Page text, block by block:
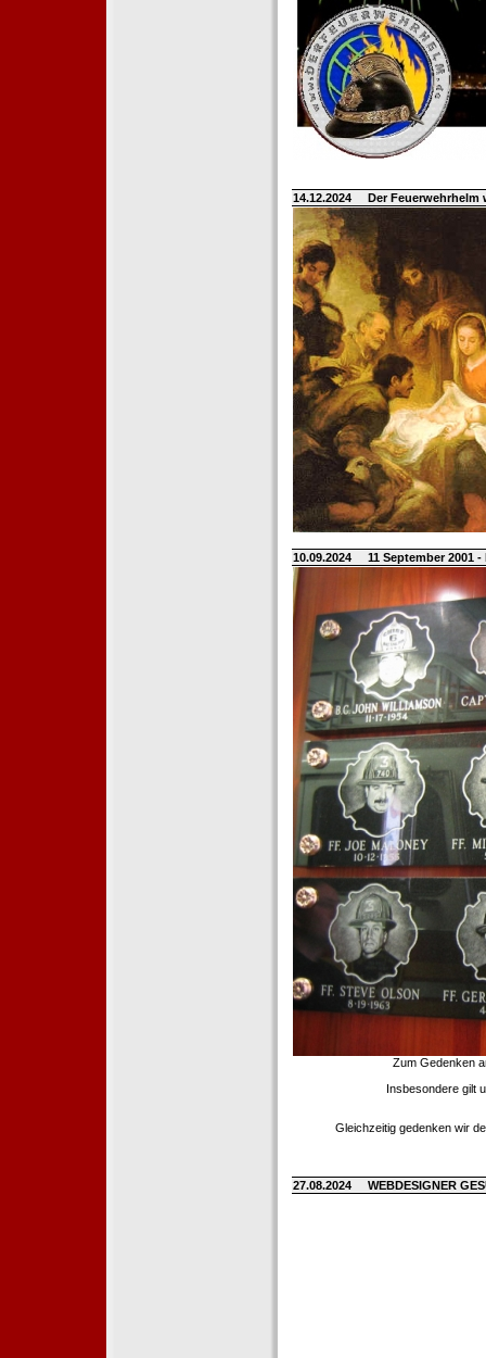
14.12.2024 Der
10.09.2024 11 September 2001
Zum Gedenken
Insbesondere gilt
Gleichzeitig gedenken wir
27.08.2024 WEBDESIGNER